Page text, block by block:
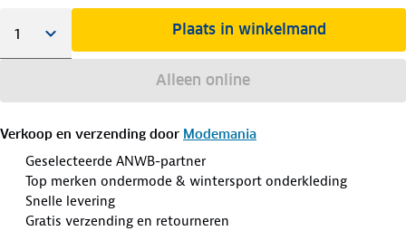
Plaats in winkelmand
Alleen online
Verkoop en verzending door Modemania
Geselecteerde ANWB-partner
Top merken ondermode & wintersport onderkleding
Snelle levering
Gratis verzending en retourneren